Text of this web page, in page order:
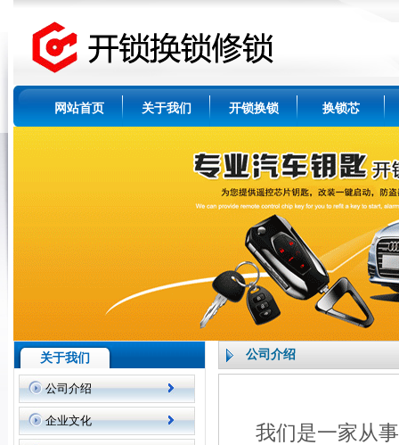
网站首页 关于我们 开锁换锁 换锁芯
关于我们
公司介绍
企业文化
公司介绍
我们是一家从